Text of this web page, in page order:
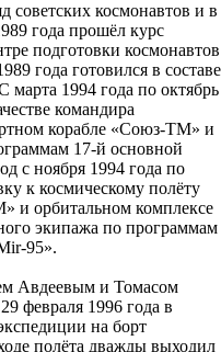
советских космонавтов и в
года прошёл курс
подготовки космонавтов
года готовился в составе
марта 1994 года по октябрь
командира
корабле «Союз-ТМ» и
17-й основной
с ноября 1994 года по
к космическому полёту
и орбитальном комплексе
экипажа по программам
95».
Авдеевым и Томасом
февраля 1996 года в
на борт
полёта дважды выходил